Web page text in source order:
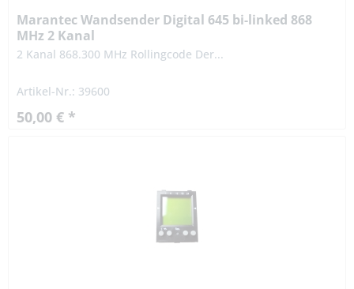
Marantec Wandsender Digital 645 bi-linked 868
MHz 2 Kanal
2 Kanal 868.300 MHz Rollingcode Der...
Artikel-Nr.: 39600
50,00 € *